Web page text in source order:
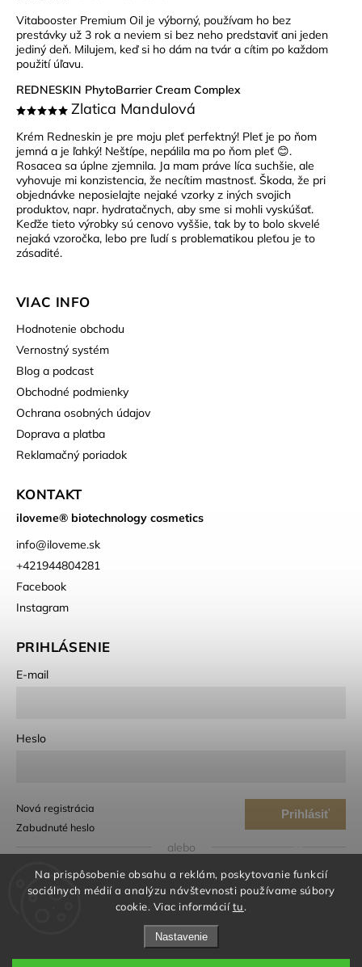
Na prispôsobenie obsahu a reklám, poskytovanie funkcií
sociálnych médií a analýzu návštevnosti používame súbory
cookie. Viac informáciítu.
Nastavenie
Vitabooster Premium Oil je výborný, používam ho bez
prestávky už 3 rok a neviem si bez neho predstaviť ani jeden
jediný deň. Milujem, keď si ho dám na tvár a cítim po každom
použití úľavu.
REDNESKIN PhytoBarrier Cream Complex
Zlatica Mandulová
Krém Redneskin je pre moju pleť perfektný! Pleť je po ňom
jemná a je ľahký! Neštípe, nepálila ma po ňom pleť 😊.
Rosacea sa úplne zjemnila. Ja mam práve líca suchšie, ale
vyhovuje mi konzistencia, že necítim mastnosť. Škoda, že pri
objednávke neposielajte nejaké vzorky z iných svojich
produktov, napr. hydratačnych, aby sme si mohli vyskúšať.
Keďže tieto výrobky sú cenovo vyššie, tak by to bolo skvelé
nejaká vzoročka, lebo pre ľudí s problematikou pleťou je to
zásadité.
VIAC INFO
Hodnotenie obchodu
Vernostný systém
Blog a podcast
Obchodné podmienky
Ochrana osobných údajov
Doprava a platba
Reklamačný poriadok
KONTAKT
iloveme® biotechnology cosmetics
info@iloveme.sk
+421944804281
Facebook
Instagram
PRIHLÁSENIE
E-mail
Heslo
Prihlásiť
Nová registrácia
Zabudnuté heslo
alebo
Prihlásiť sa cez Google
Prihlásiť sa cez Seznam